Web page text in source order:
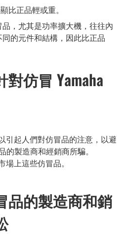
比正品輕或重。
品，尤其是功率擴大機，往往內
同的元件和結構，因此比正品
仿冒 Yamaha
引起人們對仿冒品的注意，以避
的製造商和經銷商所騙。
上這些仿冒品。
品的製造商和銷